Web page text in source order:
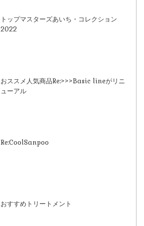
トップマスターズあいち・コレクション
2022
おススメ人気商品Re:>>>Basic lineがリニ
ューアル
Re:CoolSanpoo
おすすめトリートメント